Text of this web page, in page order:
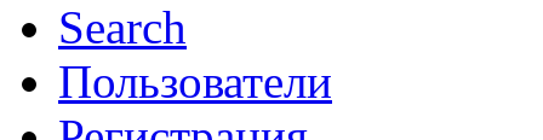
Search
Пользователи